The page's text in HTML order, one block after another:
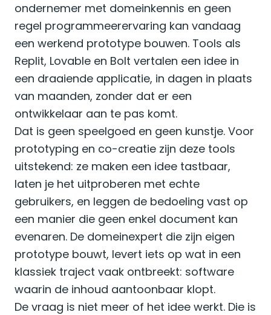
ondernemer met domeinkennis en geen
regel programmeerervaring kan vandaag
een werkend prototype bouwen. Tools als
Replit, Lovable en Bolt vertalen een idee in
een draaiende applicatie, in dagen in plaats
van maanden, zonder dat er een
ontwikkelaar aan te pas komt.
Dat is geen speelgoed en geen kunstje. Voor
prototyping en co-creatie zijn deze tools
uitstekend: ze maken een idee tastbaar,
laten je het uitproberen met echte
gebruikers, en leggen de bedoeling vast op
een manier die geen enkel document kan
evenaren. De domeinexpert die zijn eigen
prototype bouwt, levert iets op wat in een
klassiek traject vaak ontbreekt: software
waarin de inhoud aantoonbaar klopt.
De vraag is niet meer of het idee werkt. Die is